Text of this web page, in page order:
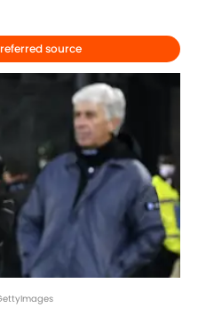
source